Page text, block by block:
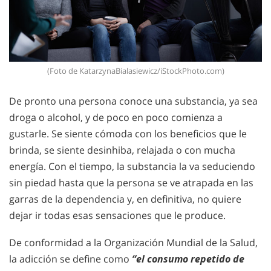
(Foto de KatarzynaBialasiewicz/iStockPhoto.com)
De pronto una persona conoce una substancia, ya sea
droga o alcohol, y de poco en poco comienza a
gustarle. Se siente cómoda con los beneficios que le
brinda, se siente desinhiba, relajada o con mucha
energía. Con el tiempo, la substancia la va seduciendo
sin piedad hasta que la persona se ve atrapada en las
garras de la dependencia y, en definitiva, no quiere
dejar ir todas esas sensaciones que le produce.
De conformidad a la Organización Mundial de la Salud,
la adicción se define como “el consumo repetido de